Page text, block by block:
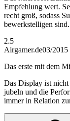
Empfehlung wert.
recht groß, sodass
bewerkstelligen sind.
2.5
Airgamer.de03/2015
Das erste mit dem
Das Display ist
jubeln und die
immer in Relation